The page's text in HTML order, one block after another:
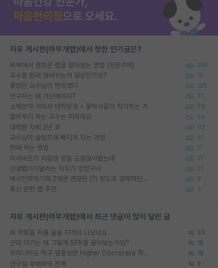
자유 게시판(아무개랩)에서 핫한 인기글은?
외부에서 괜찮은 랩을 알아보는 방법 (장문주의) 280
교수들 원래 말바꾸는게 일상인가요? 15
좋았던 교수님이 변하셨다 195
연구자는 왜 가난해야지? 71
소재분야 석박사 대학원생 + 물박사들이 착각하는 거 79
말바꾸기 하는 교수는 피하세요 55
대학원 자퇴 2년 후 112
교수님이 슬럼프에 빠지게 되는 과정 42
편애 하는 방법 17
이사이트가 처음엔 정말 도움많이됐는데 21
신생랩가지말라는 이유가 있었구나 21
박사진학하기에 2억은 괜찮은 (?) 정도의 경제력인가요 9
통신 관련 랩 추천 3
자유 게시판(아무개랩)에서 최근 댓글이 많이 달린 글
AI 학회들 거품 슬슬 지적이 나오네요 33
근데 여기는 왜 그렇게 SPK를 물어보는거임? 19
우리나라도 학구 열풍보면 Higher Doctorate 학위가 필요하다고 봅니다. 15
연구실 후배와의 관계 9